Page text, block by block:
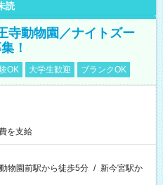
読
動物園／ナイトズー
！
OK 大学生歓迎 ブランクOK
を支給
動物園前駅から徒歩5分 / 新今宮駅か